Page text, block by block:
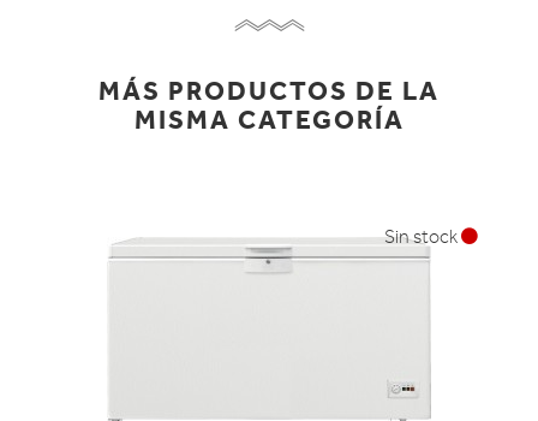
MÁS PRODUCTOS DE LA
MISMA CATEGORÍA
Sin stock